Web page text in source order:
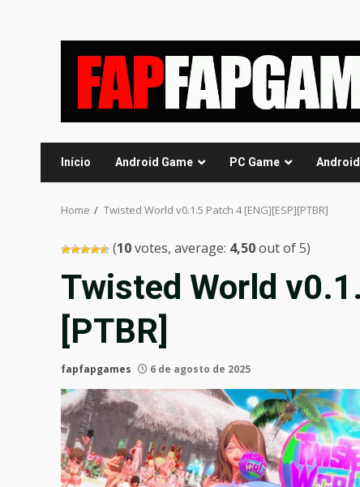
Início Android Game PC Game
Home Twisted World v0.1.5 Patch 4 [ENG][ESP][PTBR]
(10votes, average: 4,50out of 5)
Twisted World
[PTBR]
fapfapgames 6 de agosto de 2025